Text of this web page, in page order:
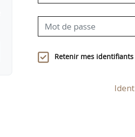
Retenir mes identifiants